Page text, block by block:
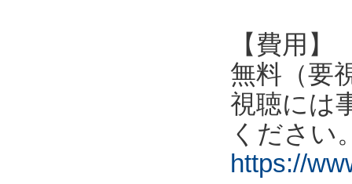
【費用】
無料（要
視聴には
ください
https://